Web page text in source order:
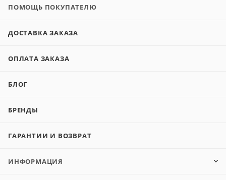
ПОМОЩЬ ПОКУПАТЕЛЮ
ДОСТАВКА ЗАКАЗА
ОПЛАТА ЗАКАЗА
БЛОГ
БРЕНДЫ
ГАРАНТИИ И ВОЗВРАТ
ИНФОРМАЦИЯ